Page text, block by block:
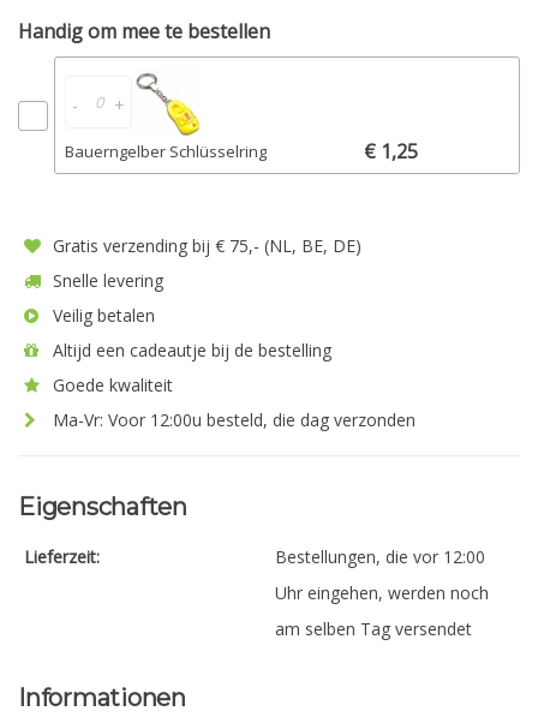
Handig om mee te bestellen
- +
Bauerngelber Schlüsselring € 1,25
Gratis verzending bij € 75,- (NL, BE, DE)
Snelle levering
Veilig betalen
Altijd een cadeautje bij de bestelling
Goede kwaliteit
Ma-Vr: Voor 12:00u besteld, die dag verzonden
Eigenschaften
Lieferzeit:
Bestellungen, die vor 12:00
Uhr eingehen, werden noch
am selben Tag versendet
Informationen